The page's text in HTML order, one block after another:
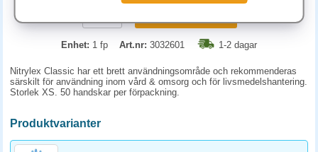
Enhet: 1 fp Art.nr: 3032601 1-2 dagar
Nitrylex Classic har ett brett användningsområde och rekommenderas
särskilt för användning inom vård & omsorg och för livsmedelshantering.
Storlek XS. 50 handskar per förpackning.
Produktvarianter